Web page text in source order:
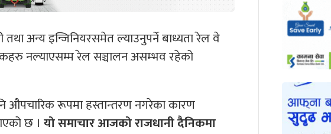
अन्य इन्जिनियरसमेत ल्याउनुपर्ने बाध्यता रेल वे
नल्याएसम्म रेल सञ्चालन असम्भव रहेको
औपचारिक रूपमा हस्तान्तरण नगरेका कारण
छ । यो समाचार आजको राजधानी दैनिकमा